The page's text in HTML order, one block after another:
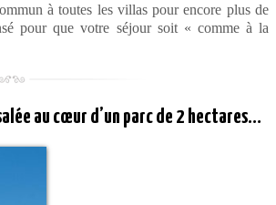
à toutes les villas pour encore plus de
pour que votre séjour soit « comme à la
au cœur d’un parc de 2 hectares…